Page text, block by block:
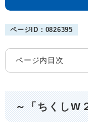
。
ページID：0826395
ページ内目次
～「ちくしW